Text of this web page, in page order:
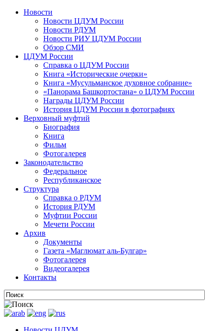
Новости
Новости ЦДУМ России
Новости РДУМ
Новости РИУ ЦДУМ России
Обзор СМИ
ЦДУМ России
Справка о ЦДУМ России
Книга «Исторические очерки»
Книга «Мусульманское духовное собрание»
«Панорама Башкортостана» о ЦДУМ России
Награды ЦДУМ России
История ЦДУМ России в фотографиях
Верховный муфтий
Биография
Книга
Фильм
Фотогалерея
Законодательство
Федеральное
Республиканское
Структура
Справка о РДУМ
История РДУМ
Муфтии России
Мечети России
Архив
Документы
Газета «Маглюмат аль-Булгар»
Фотогалерея
Видеогалерея
Контакты